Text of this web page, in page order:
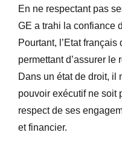
En ne respectant pas
GE a trahi la confiance
Pourtant, l’Etat
permettant d’assurer le
Dans un état de droit, il
pouvoir exécutif ne soit
respect de ses
et financier.